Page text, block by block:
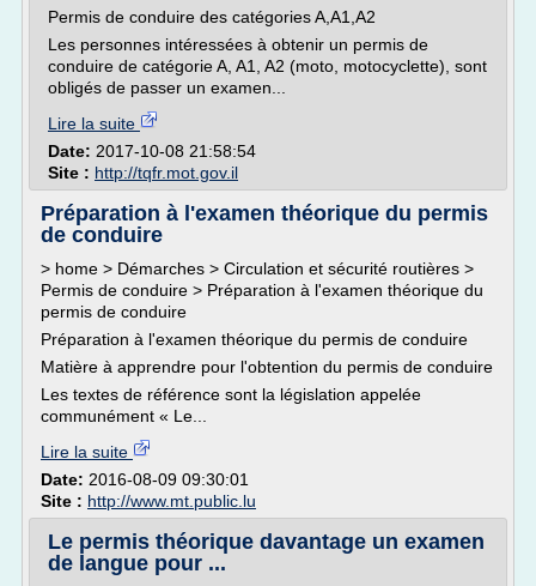
Permis de conduire des catégories A,A1,A2
Les personnes intéressées à obtenir un permis de
conduire de catégorie A, A1, A2 (moto, motocyclette), sont
obligés de passer un examen...
Lire la suite
Date: 2017-10-08 21:58:54
Site : http://tqfr.mot.gov.il
Préparation à l'examen théorique du permis
de conduire
> home > Démarches > Circulation et sécurité routières >
Permis de conduire > Préparation à l'examen théorique du
permis de conduire
Préparation à l'examen théorique du permis de conduire
Matière à apprendre pour l'obtention du permis de conduire
Les textes de référence sont la législation appelée
communément « Le...
Lire la suite
Date: 2016-08-09 09:30:01
Site : http://www.mt.public.lu
Le permis théorique davantage un examen
de langue pour ...